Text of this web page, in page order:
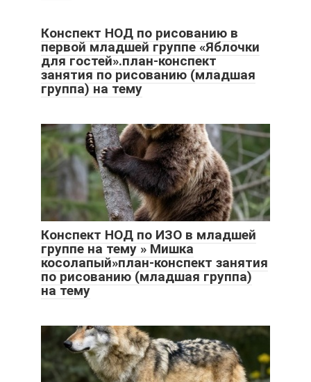
Конспект НОД по рисованию в
первой младшей группе «Яблочки
для гостей».план-конспект
занятия по рисованию (младшая
группа) на тему
Конспект НОД по ИЗО в младшей
группе на тему » Мишка
косолапый»план-конспект занятия
по рисованию (младшая группа)
на тему